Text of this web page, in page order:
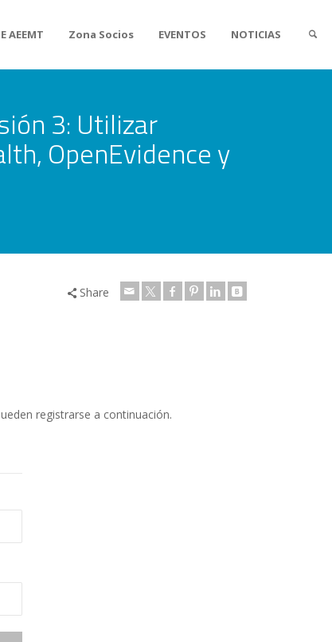
AEEMT Zona Socios EVENTOS NOTICIAS
3: Utilizar
OpenEvidence y
Share
registrarse a continuación.